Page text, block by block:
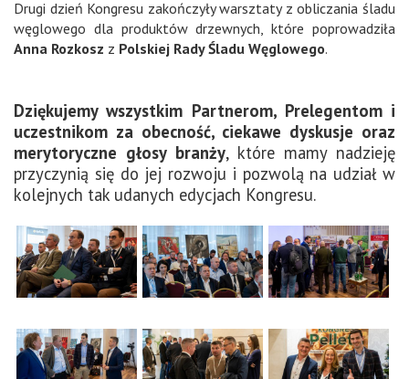
Drugi dzień Kongresu zakończyły warsztaty z obliczania śladu
węglowego dla produktów drzewnych, które poprowadziła
Anna Rozkosz z Polskiej Rady Śladu Węglowego.
Dziękujemy wszystkim Partnerom, Prelegentom i
uczestnikom za obecność, ciekawe dyskusje oraz
merytoryczne głosy branży, które mamy nadzieję
przyczynią się do jej rozwoju i pozwolą na udział w
kolejnych tak udanych edycjach Kongresu.